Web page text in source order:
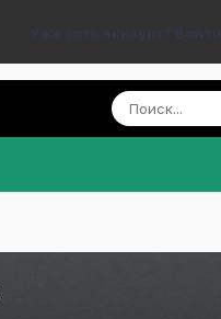
Уже есть аккаунт? Войти